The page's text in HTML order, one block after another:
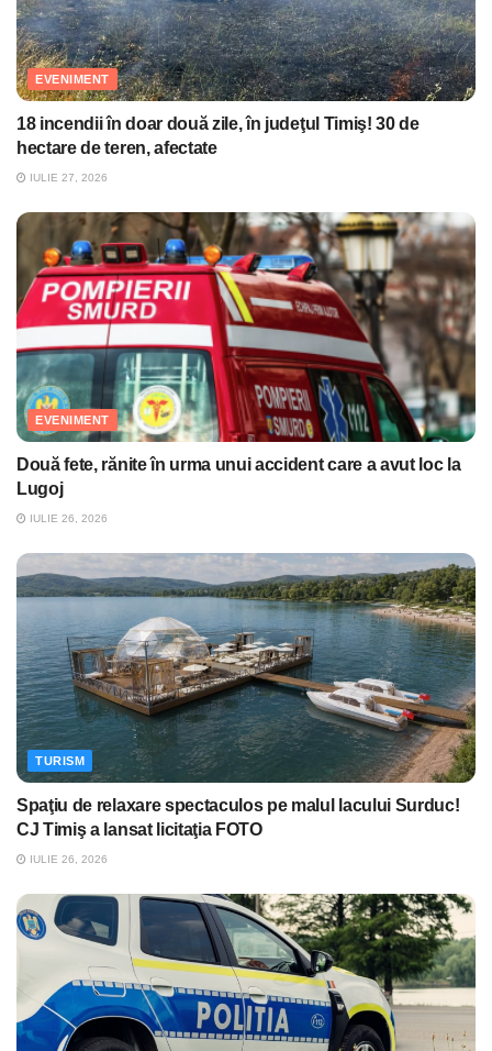
EVENIMENT
18 incendii în doar două zile, în judeţul Timiş! 30 de
hectare de teren, afectate
IULIE 27, 2026
EVENIMENT
Două fete, rănite în urma unui accident care a avut loc la
Lugoj
IULIE 26, 2026
TURISM
Spaţiu de relaxare spectaculos pe malul lacului Surduc!
CJ Timiş a lansat licitaţia FOTO
IULIE 26, 2026